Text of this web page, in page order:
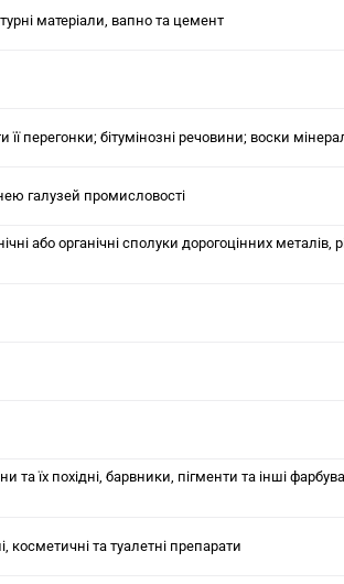
матеріали, вапно та цемент
перегонки; бітумінозні речовини; воски
галузей промисловості
або органічні сполуки дорогоцінних
та їх похідні, барвники, пігменти та інші
косметичні та туалетні препарати